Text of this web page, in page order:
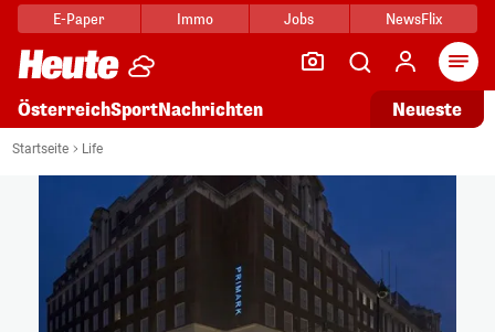
E-Paper Immo Jobs NewsFlix
ÖsterreichSportNachrichten Neueste
Startseite Life